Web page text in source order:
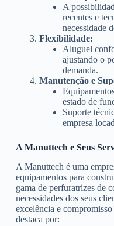
A
recentes e
necessidade
Flexibilidade:
Aluguel
ajustando o
demanda.
Manutenção e
estado de
Suporte
empresa
A Manuttech e Seus
A Manuttech é uma
equipamentos para
gama de perfuratrizes de
necessidades dos seus
excelência e
destaca por: